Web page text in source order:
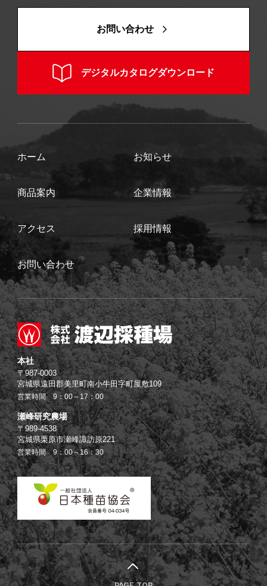
お問い合わせ
デジタルカタログダウンロード
本社
〒987-0003
宮城県遠田郡美里町南小牛田字町屋敷109
営業時間 9：00～17：00
瀬峰研究農場
〒989-4538
宮城県栗原市瀬峰諏訪原221
営業時間 9：00～16：30
ホーム お知らせ
商品案内 企業情報
アクセス 採用情報
お問い合わせ